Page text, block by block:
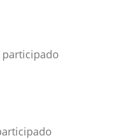
participado